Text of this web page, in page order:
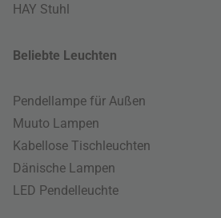
HAY Stuhl
Beliebte Leuchten
Pendellampe für Außen
Muuto Lampen
Kabellose Tischleuchten
Dänische Lampen
LED Pendelleuchte